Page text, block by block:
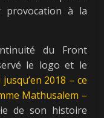
provocation à la
du Front
le logo et le
2018 – ce
Mathusalem –
de son histoire